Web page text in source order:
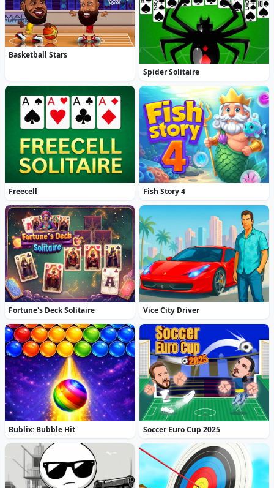
Basketball Stars
Spider Solitaire
Freecell Fish Story 4
Fortune's Deck Solitaire Vice City Driver
Bublix: Bubble Hit Soccer Euro Cup 2025